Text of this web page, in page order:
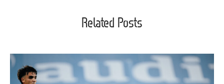
Related Posts